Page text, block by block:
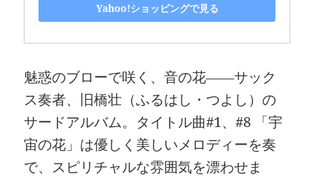
Yahoo!ショッピングで見る
魅惑のブローで咲く、音の花――サック
ス奏者、旧橋壮（ふるはし・つよし）の
サードアルバム。タイトル曲#1、#8 「宇
宙の花」は優しく美しいメロディーを奏
で、スピリチャルな雰囲気を漂わせま